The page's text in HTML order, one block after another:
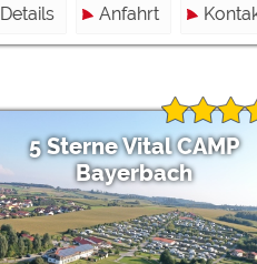
Details Anfahrt
5 Sterne Vital CAMP
Bayerbach